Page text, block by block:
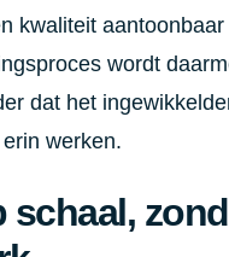
kwaliteit
wordt
dat het
werken.
schaal,